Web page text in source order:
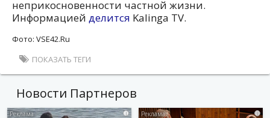
неприкосновенности частной жизни.
Информацией делится Kalinga TV.
Фото: VSE42.Ru
ПОКАЗАТЬ ТЕГИ
Новости Партнеров
i i